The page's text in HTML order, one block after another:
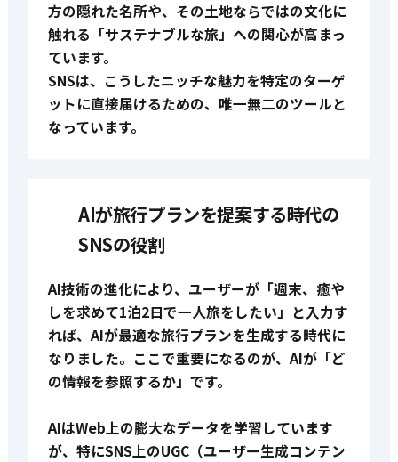
方の隠れた名所や、その土地ならではの文化に
触れる「サステナブルな旅」への関心が高まっ
ています。
SNSは、こうしたニッチな魅力を特定のターゲ
ットに直接届けるための、唯一無二のツールと
なっています。
AIが旅行プランを提案する時代の
SNSの役割
AI技術の進化により、ユーザーが「週末、癒や
しを求めて1泊2日で一人旅をしたい」と入力す
れば、AIが最適な旅行プランを生成する時代に
なりました。ここで重要になるのが、AIが「ど
の情報を参照するか」です。
AIはWeb上の膨大なデータを学習しています
が、特にSNS上のUGC（ユーザー生成コンテン